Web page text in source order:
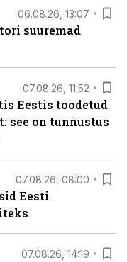
06.08.26, 13:07
suuremad
07.08.26, 11:52
Eestis toodetud
see on tunnustus
07.08.26, 08:00
Eesti
07.08.26, 14:19